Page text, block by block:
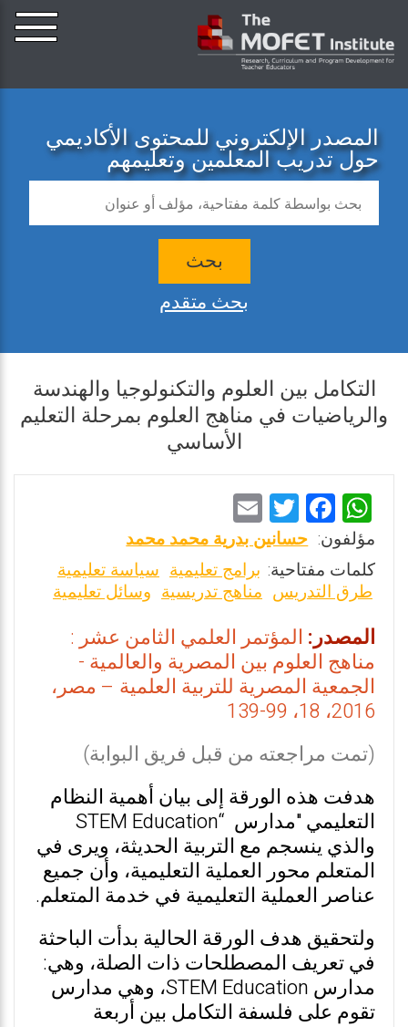
المصدر الإلكتروني للمحتوى الأكاديمي
حول تدريب المعلمين وتعليمهم
بحث
بحث متقدم
التكامل بين العلوم والتكنولوجيا والهندسة
والرياضيات في مناهج العلوم بمرحلة التعليم
الأساسي
W
h
at
s
A
p
p
F
a
ce
b
o
o
k
T
wi
tt
er
m
ai
l
مؤلفون: حسانين بدرية محمد محمد
كلمات مفتاحية: برامج تعليمية سياسة تعليمية
طرق التدريس مناهج تدريسية وسائل تعليمية
المصدر: المؤتمر العلمي الثامن عشر :
مناهج العلوم بين المصرية والعالمية -
الجمعية المصرية للتربية العلمية – مصر،
2016، 18، 99-139
(تمت مراجعته من قبل فريق البوابة)
هدفت هذه الورقة إلى بيان أهمية النظام
التعليمي "مدارس “STEM Education
والذي ينسجم مع التربية الحديثة، ويرى في
المتعلم محور العملية التعليمية، وأن جميع
عناصر العملية التعليمية في خدمة المتعلم.
ولتحقيق هدف الورقة الحالية بدأت الباحثة
في تعريف المصطلحات ذات الصلة، وهي:
مدارس STEM Education، وهي مدارس
تقوم على فلسفة التكامل بين أربعة